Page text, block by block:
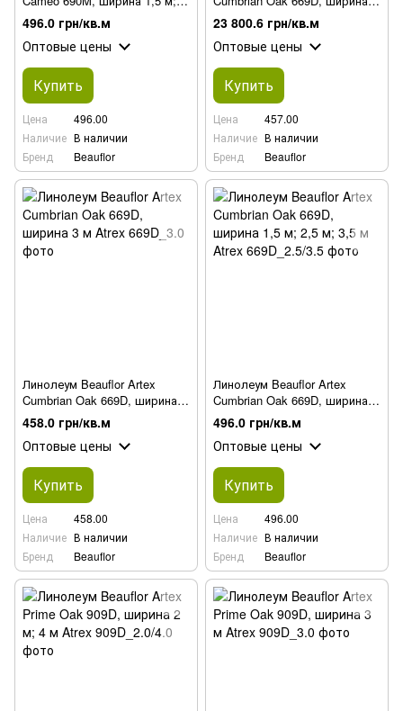
2,5 м; 3,5 м
496.0 грн/кв.м
Оптовые цены
Купить
Цена
496.00
Наличие В наличии
Бренд
Beauflor
м; 4 м
23 800.6 грн/кв.м
Оптовые цены
Купить
Цена
457.00
Наличие В наличии
Бренд
Beauflor
Линолеум Beauflor Artex
Cumbrian Oak 669D, ширина 3
м
458.0 грн/кв.м
Оптовые цены
Купить
Цена
458.00
Наличие В наличии
Бренд
Beauflor
Линолеум Beauflor Artex
Cumbrian Oak 669D, ширина
1,5 м; 2,5 м; 3,5 м
496.0 грн/кв.м
Оптовые цены
Купить
Цена
496.00
Наличие В наличии
Бренд
Beauflor